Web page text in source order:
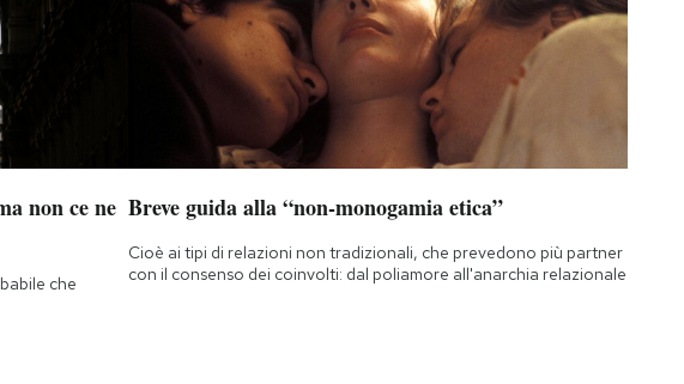
non ce ne
che
Breve guida alla “non-monogamia etica”
Cioè ai tipi di relazioni non tradizionali, che prevedono più partner
con il consenso dei coinvolti: dal poliamore all'anarchia relazionale